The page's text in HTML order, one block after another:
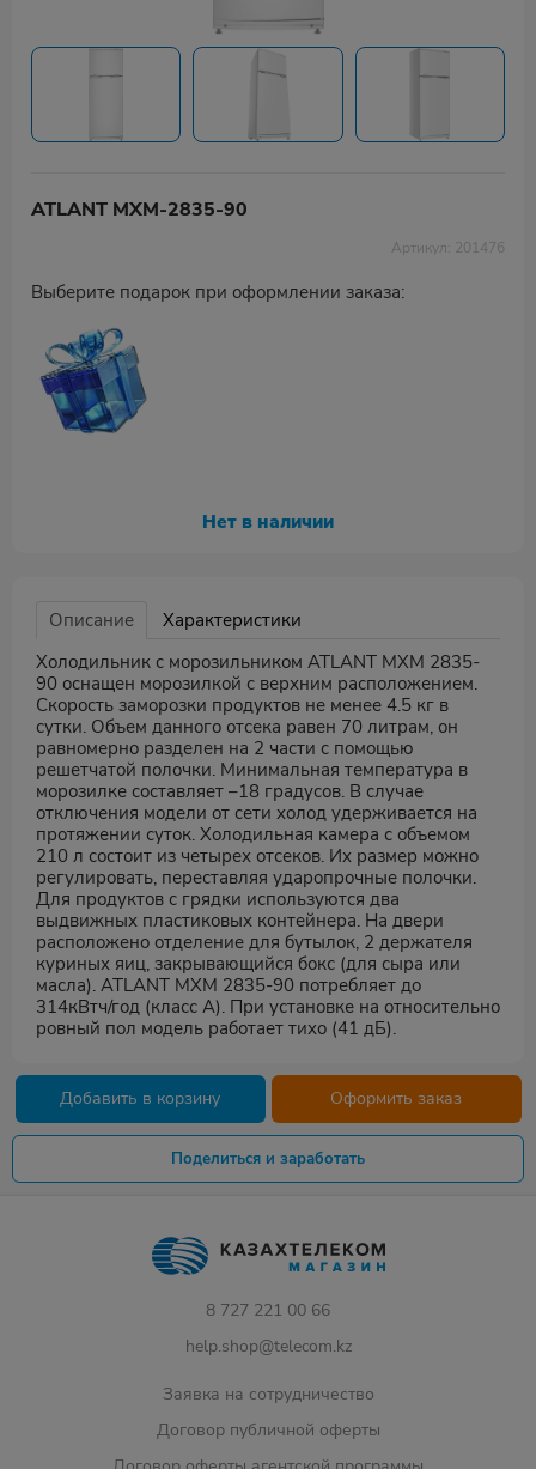
ATLANT МХМ-2835-90
Артикул: 201476
Выберите подарок при оформлении заказа:
Нет в наличии
Описание
Характеристики
Холодильник с морозильником ATLANT МХМ 2835-
90 оснащен морозилкой с верхним расположением.
Скорость заморозки продуктов не менее 4.5 кг в
сутки. Объем данного отсека равен 70 литрам, он
равномерно разделен на 2 части с помощью
решетчатой полочки. Минимальная температура в
морозилке составляет –18 градусов. В случае
отключения модели от сети холод удерживается на
протяжении суток. Холодильная камера с объемом
210 л состоит из четырех отсеков. Их размер можно
регулировать, переставляя ударопрочные полочки.
Для продуктов с грядки используются два
выдвижных пластиковых контейнера. На двери
расположено отделение для бутылок, 2 держателя
куриных яиц, закрывающийся бокс (для сыра или
масла). ATLANT МХМ 2835-90 потребляет до
314кВтч/год (класс А). При установке на относительно
ровный пол модель работает тихо (41 дБ).
Добавить в корзину Оформить заказ
Поделиться и заработать
8 727 221 00 66
help.shop@telecom.kz
Заявка на сотрудничество
Договор публичной оферты